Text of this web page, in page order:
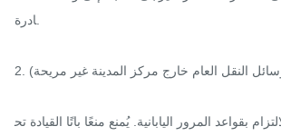
ادرة.
2. يُنصح بالقيادة. (وسائل النقل العام خارج مركز المدينة غير مريحة).
بقواعد المرور اليابانية. يُمنع منعًا باتًا القيادة تح